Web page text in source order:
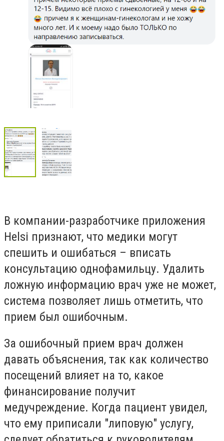
В компании-разработчике приложения
Helsi признают, что медики могут
спешить и ошибаться – вписать
консультацию однофамильцу. Удалить
ложную информацию врач уже не может,
система позволяет лишь отметить, что
прием был ошибочным.
За ошибочный прием врач должен
давать объяснения, так как количество
посещений влияет на то, какое
финансирование получит
медучреждение. Когда пациент увидел,
что ему приписали "липовую" услугу,